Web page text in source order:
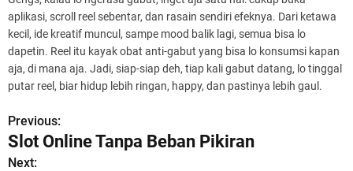
aplikasi, scroll reel sebentar, dan rasain sendiri efeknya. Dari ketawa
kecil, ide kreatif muncul, sampe mood balik lagi, semua bisa lo
dapetin. Reel itu kayak obat anti-gabut yang bisa lo konsumsi kapan
aja, di mana aja. Jadi, siap-siap deh, tiap kali gabut datang, lo tinggal
putar reel, biar hidup lebih ringan, happy, dan pastinya lebih gaul.
P
o
Previous:
Slot Online Tanpa Beban Pikiran
Next: